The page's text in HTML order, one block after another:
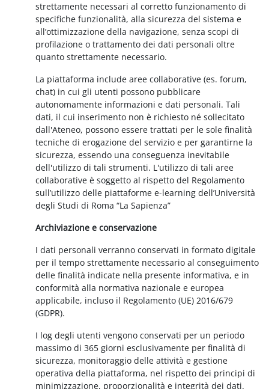
strettamente necessari al corretto funzionamento di
specifiche funzionalità, alla sicurezza del sistema e
all’ottimizzazione della navigazione, senza scopi di
profilazione o trattamento dei dati personali oltre
quanto strettamente necessario.
La piattaforma include aree collaborative (es. forum,
chat) in cui gli utenti possono pubblicare
autonomamente informazioni e dati personali. Tali
dati, il cui inserimento non è richiesto né sollecitato
dall'Ateneo, possono essere trattati per le sole finalità
tecniche di erogazione del servizio e per garantirne la
sicurezza, essendo una conseguenza inevitabile
dell'utilizzo di tali strumenti. L'utilizzo di tali aree
collaborative è soggetto al rispetto del Regolamento
sull’utilizzo delle piattaforme e-learning dell’Università
degli Studi di Roma “La Sapienza”
Archiviazione e conservazione
I dati personali verranno conservati in formato digitale
per il tempo strettamente necessario al conseguimento
delle finalità indicate nella presente informativa, e in
conformità alla normativa nazionale e europea
applicabile, incluso il Regolamento (UE) 2016/679
(GDPR).
I log degli utenti vengono conservati per un periodo
massimo di 365 giorni esclusivamente per finalità di
sicurezza, monitoraggio delle attività e gestione
operativa della piattaforma, nel rispetto dei principi di
minimizzazione, proporzionalità e integrità dei dati.